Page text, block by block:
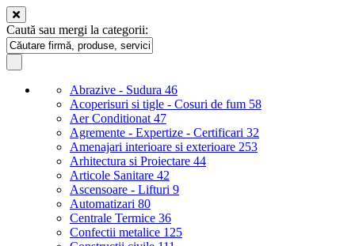
Caută sau mergi la categorii:
Abrazive - Sudura 46
Acoperisuri si tigle - Cosuri de fum 58
Aer Conditionat 47
Agremente - Expertize - Certificari 32
Amenajari interioare si exterioare 253
Arhitectura si Proiectare 44
Articole Sanitare 42
Ascensoare - Lifturi 9
Automatizari 80
Centrale Termice 36
Confectii metalice 125